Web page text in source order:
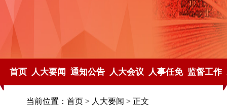
首页 人大要闻 通知公告 人大会议 人事任免 监督工作
当前位置： 首页 > 人大要闻 > 正文